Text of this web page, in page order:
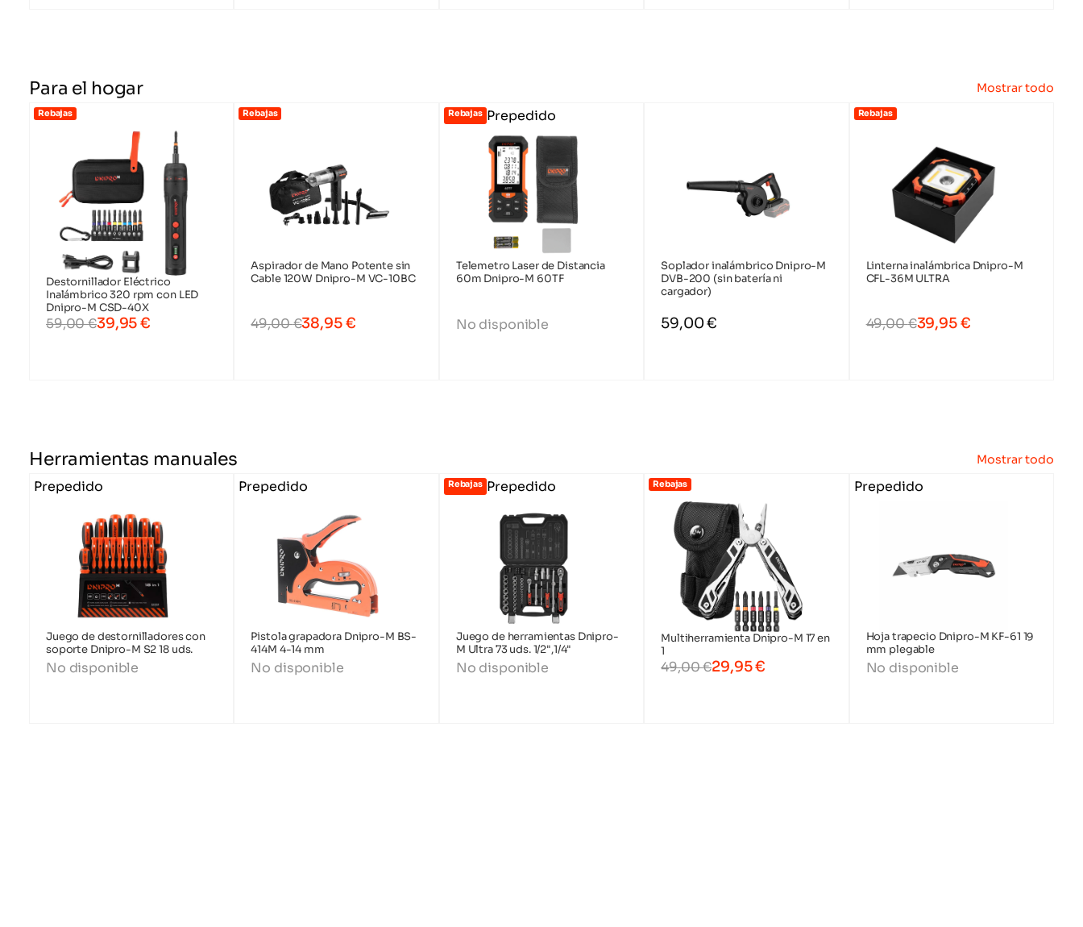
Para el hogar Mostrar todo
Rebajas
Destornillador Eléctrico
Inalámbrico 320 rpm con LED
Dnipro-M CSD-40X
39,95€
59,00€
Rebajas
Aspirador de Mano Potente sin
Cable 120W Dnipro-M VC-10BC
38,95€
49,00€
Rebajas Prepedido
Telemetro Laser de Distancia
60m Dnipro-M 60TF
No disponible
Soplador inalámbrico Dnipro-M
DVB-200 (sin batería ni
cargador)
59,00€
Rebajas
Linterna inalámbrica Dnipro-M
CFL-36M ULTRA
39,95€
49,00€
Herramientas manuales Mostrar todo
Prepedido
Juego de destornilladores con
soporte Dnipro-M S2 18 uds.
No disponible
Prepedido
Pistola grapadora Dnipro-M BS-
414M 4-14 mm
No disponible
Rebajas Prepedido
Juego de herramientas Dnipro-
M Ultra 73 uds. 1/2",1/4"
No disponible
Rebajas
Multiherramienta Dnipro-M 17 en
1
29,95€
49,00€
Prepedido
Hoja trapecio Dnipro-M KF-61 19
mm plegable
No disponible